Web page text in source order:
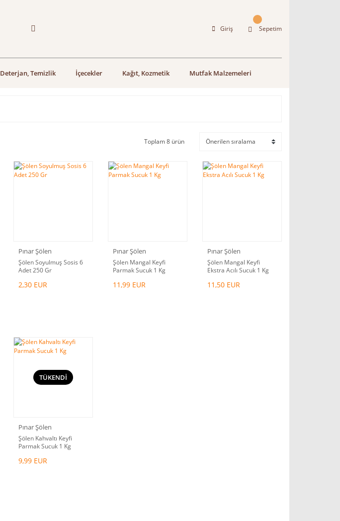
Giriş Sepetim
Deterjan, Temizlik İçecekler Kağıt, Kozmetik Mutfak Malzemeleri
Toplam 8 ürün
Pınar Şölen
Şölen Soyulmuş Sosis 6
Adet 250 Gr
2,30 EUR
Pınar Şölen
Şölen Mangal Keyfi
Parmak Sucuk 1 Kg
11,99 EUR
Pınar Şölen
Şölen Mangal Keyfi
Ekstra Acılı Sucuk 1 Kg
11,50 EUR
TÜKENDİ
Pınar Şölen
Şölen Kahvaltı Keyfi
Parmak Sucuk 1 Kg
9,99 EUR